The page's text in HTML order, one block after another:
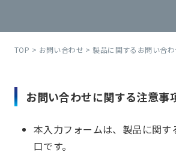
TOP > お問い合わせ > 製品に関するお問い合わ
お問い合わせに関する注意事
本入力フォームは、製品に関す
口です。